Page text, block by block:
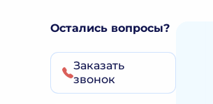
Остались вопросы?
Заказать
звонок